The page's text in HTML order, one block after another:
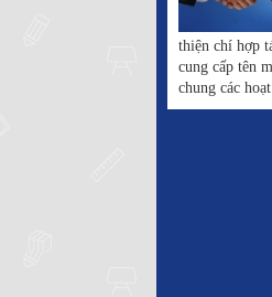
thiện chí hợp
cung cấp tên
chung các